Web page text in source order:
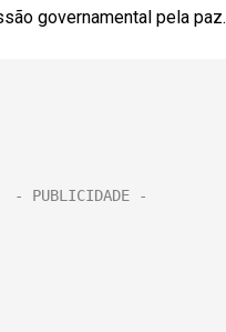
governamental pela paz.